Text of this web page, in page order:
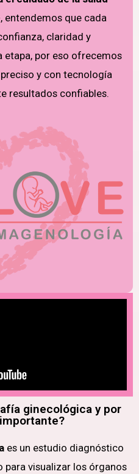
, entendemos que cada
claridad y
etapa, por eso ofrecemos
y con tecnología
resultados confiables.
ginecológica y por
es un estudio diagnóstico
para visualizar los órganos